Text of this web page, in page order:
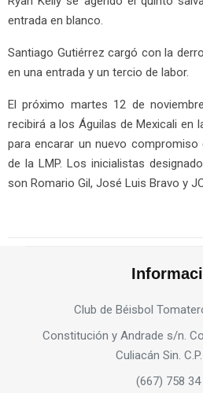
entrada en blanco.
Santiago Gutiérrez cargó con la
en una entrada y un tercio de labor.
El próximo martes 12 de
recibirá a los Águilas de Mexicali en
para encarar un nuevo
de la LMP. Los inicialistas
son Romario Gil, José Luis Bravo y
Club de Béisbol
Constitución y Andrade s/n.
Culiacán Sin.
(667) 758 34